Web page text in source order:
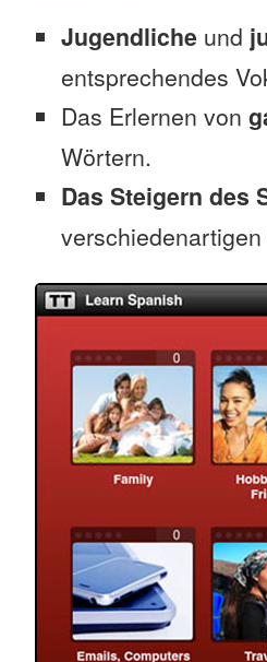
Jugendliche und
entsprechendes
Das Erlernen von
Wörtern.
Das Steigern des